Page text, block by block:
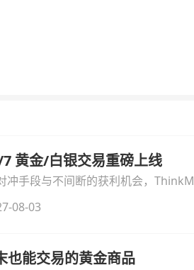
黄金/白银交易重磅上线
冲手段与不间断的获利机会，
本次升级的核心交易品种、杠杆配
08-03
也能交易的黄金商品